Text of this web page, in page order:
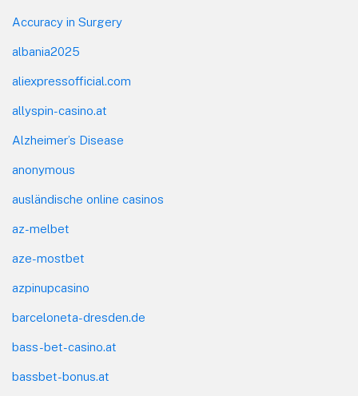
Accuracy in Surgery
albania2025
aliexpressofficial.com
allyspin-casino.at
Alzheimer’s Disease
anonymous
ausländische online casinos
az-melbet
aze-mostbet
azpinupcasino
barceloneta-dresden.de
bass-bet-casino.at
bassbet-bonus.at